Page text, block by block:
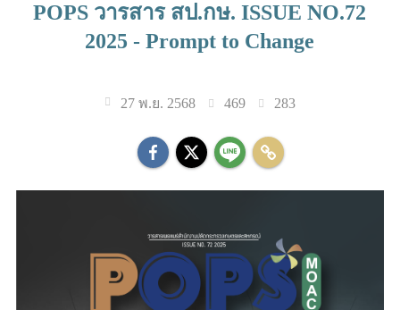
POPS วารสาร สป.กษ. ISSUE NO.72
2025 - Prompt to Change
27 พ.ย. 2568 469 283